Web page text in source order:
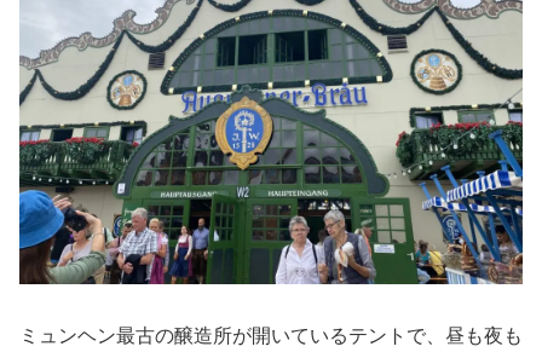
ミュンヘン最古の醸造所が開いているテントで、昼も夜も